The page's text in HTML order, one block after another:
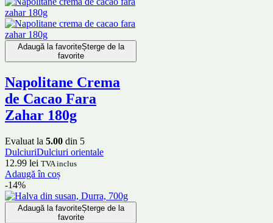
Adaugă la favoriteȘterge de la
favorite
Napolitane Crema
de Cacao Fara
Zahar 180g
Evaluat la 5.00 din 5
DulciuriDulciuri orientale
12.99 lei TVA inclus
Adaugă în coș
-14%
Adaugă la favoriteȘterge de la
favorite